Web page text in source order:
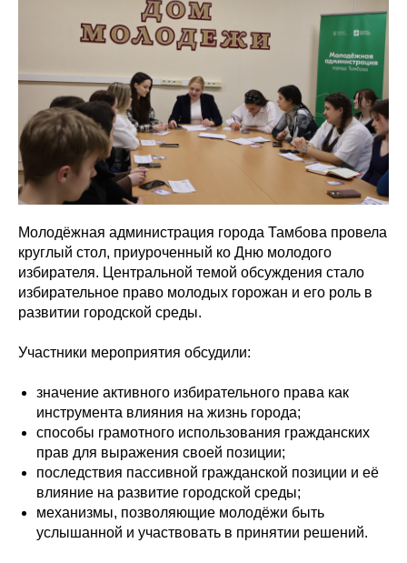
Молодёжная администрация города Тамбова провела
круглый стол, приуроченный ко Дню молодого
избирателя. Центральной темой обсуждения стало
избирательное право молодых горожан и его роль в
развитии городской среды.
Участники мероприятия обсудили:
значение активного избирательного права как
инструмента влияния на жизнь города;
способы грамотного использования гражданских
прав для выражения своей позиции;
последствия пассивной гражданской позиции и её
влияние на развитие городской среды;
механизмы, позволяющие молодёжи быть
услышанной и участвовать в принятии решений.